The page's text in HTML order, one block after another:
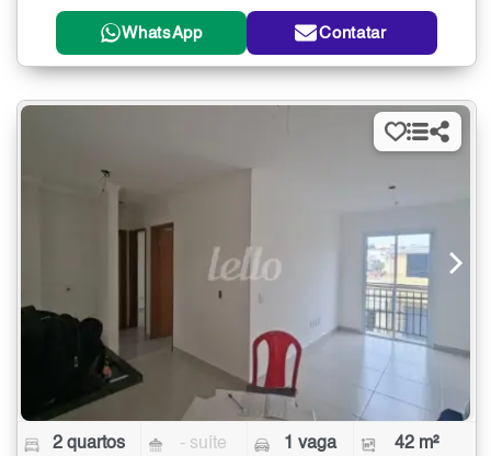
WhatsApp Contatar
2 quartos - suíte 1 vaga 42 m²